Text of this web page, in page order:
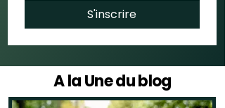
S'inscrire
A la Une du blog